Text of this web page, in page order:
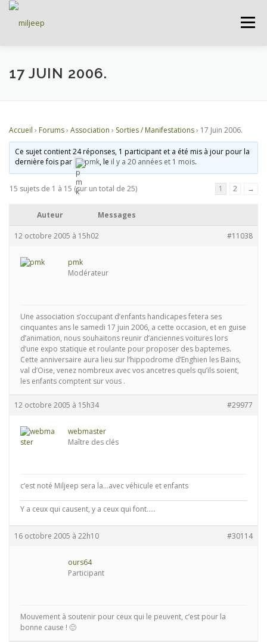
Menu
ACCUEIL ARTICLES
DOCUMENTATIONS FORUMS S’INSCRIRE
17 JUIN 2006.
Accueil › Forums› Association › Sorties / Manifestations› 17 Juin 2006.
Ce sujet contient 24 réponses, 1 participant et a été mis à jour pour la
dernière fois par
pmk, le il y a 20 années et 1 mois.
15 sujets de 1 à 15 (sur un total de 25) 1 2 →
Auteur Messages
12 octobre 2005 à 15h02 #11038
pmk
Modérateur
Une association s’occupant d’enfants handicapes fetera ses
cinquantes ans le samedi 17 juin 2006, a cette occasion, et en guise
d’animation, nous souhaitons reunir d’anciennes voitures lors
d’une expo statique et roulante pour proposer des baptemes.
Cette anniversaire aura lieu sur l’hippodrome d’Enghien les Bains,
val d’Oise, venez nombreux avec vos ancetres quels qu’ils soient,
les enfants comptent sur vous .
12 octobre 2005 à 15h34 #29977
webmaster
Maître des clés
c’est noté Miljeep sera la…avec véhicule et enfants
Y a ceux qui causent, y a ceux qui font.....
16 octobre 2005 à 22h10 #30114
ours64
Participant
Mouvement à soutenir pour ceux qui le peuvent, c’est pour la
bonne cause ! 🙂